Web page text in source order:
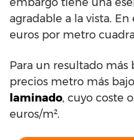
agradable a la vista.
euros por metro
Para un resultado más
precios metro más
laminado, cuyo coste
euros/m².